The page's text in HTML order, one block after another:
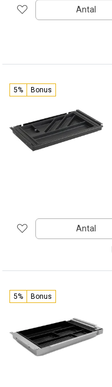
Antal
5% Bonus
Antal
5% Bonus